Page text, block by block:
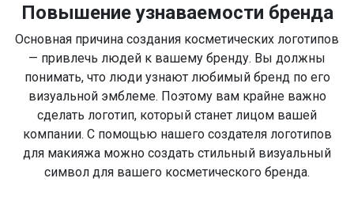
Повышение узнаваемости бренда
Основная причина создания косметических логотипов
— привлечь людей к вашему бренду. Вы должны
понимать, что люди узнают любимый бренд по его
визуальной эмблеме. Поэтому вам крайне важно
сделать логотип, который станет лицом вашей
компании. С помощью нашего создателя логотипов
для макияжа можно создать стильный визуальный
символ для вашего косметического бренда.